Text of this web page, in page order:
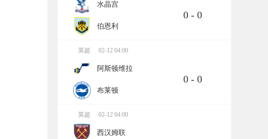
水晶宫
伯恩利
0 - 0
英超 02-12 04:00
阿斯顿维拉
布莱顿
0 - 0
英超 02-12 04:00
西汉姆联